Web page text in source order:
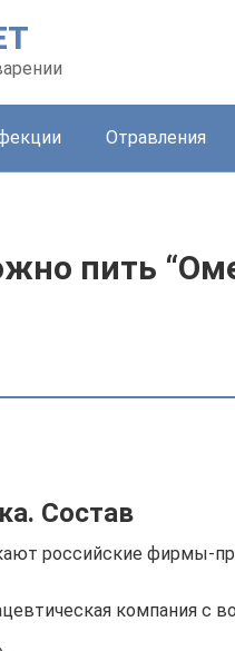
Отравления
пить
Состав
российские фирмы-
компания с